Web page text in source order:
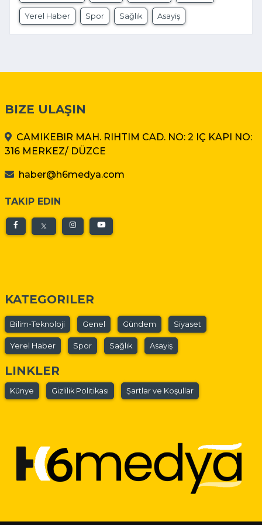
Yerel Haber Spor Sağlık Asayiş
BIZE ULAŞIN
CAMIKEBIR MAH. RIHTIM CAD. NO: 2 IÇ KAPI NO:
316 MERKEZ/ DÜZCE
haber@h6medya.com
TAKIP EDIN
KATEGORILER
Bilim-Teknoloji Genel Gündem Siyaset
Yerel Haber Spor Sağlık Asayiş
LINKLER
Künye Gizlilik Politikası Şartlar ve Koşullar